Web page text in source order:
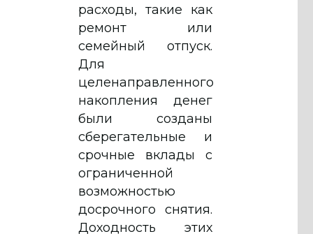
расходы, такие как
ремонт или
семейный отпуск.
Для
целенаправленного
накопления денег
были созданы
сберегательные и
срочные вклады с
ограниченной
возможностью
досрочного снятия.
Доходность этих